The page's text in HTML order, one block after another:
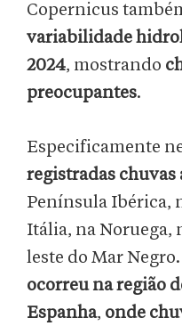
Copernicus
variabilidade
2024, mostrando
preocupantes.
Especificamente
registradas chuvas
Península Ibérica,
Itália, na Noruega,
leste do Mar Negro.
ocorreu na região
Espanha, onde